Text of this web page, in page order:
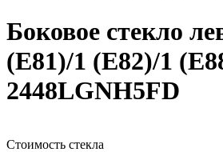
Боковое стекло
(E81)/1 (E82)/1
2448LGNH5FD
Стоимость стекла